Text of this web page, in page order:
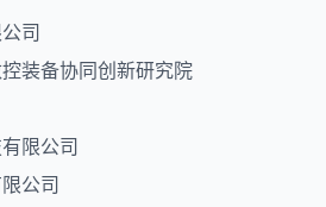
司
装备协同创新研究院
限公司
公司